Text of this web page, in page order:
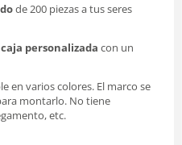
de 200 piezas a tus seres
personalizada con un
en varios colores. El marco se
montarlo. No tiene
etc.